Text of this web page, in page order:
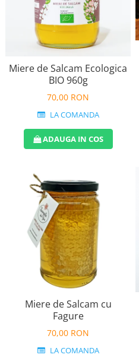
Serbet
Fructe si legume deshidratate
Zacusca
Ciuperci si Trufe
Sare romaneasca
Ingrijire
Uleiuri si Unturi de Corp
Sare de baie
Creme naturale
Remedii naturiste
Ceaiuri medicinale
Tincturi si siropuri
Perne de Sare
Miere de Salcam Ecologica
BIO 960g
70,00 RON
LA COMANDA
ADAUGA IN COS
Miere de Salcam cu
Fagure
70,00 RON
LA COMANDA